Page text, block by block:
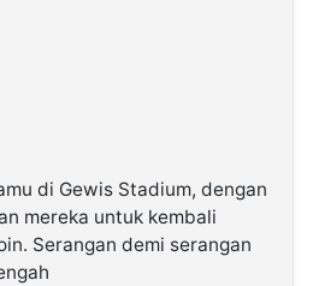
di Gewis Stadium, dengan
mereka untuk kembali
Serangan demi serangan